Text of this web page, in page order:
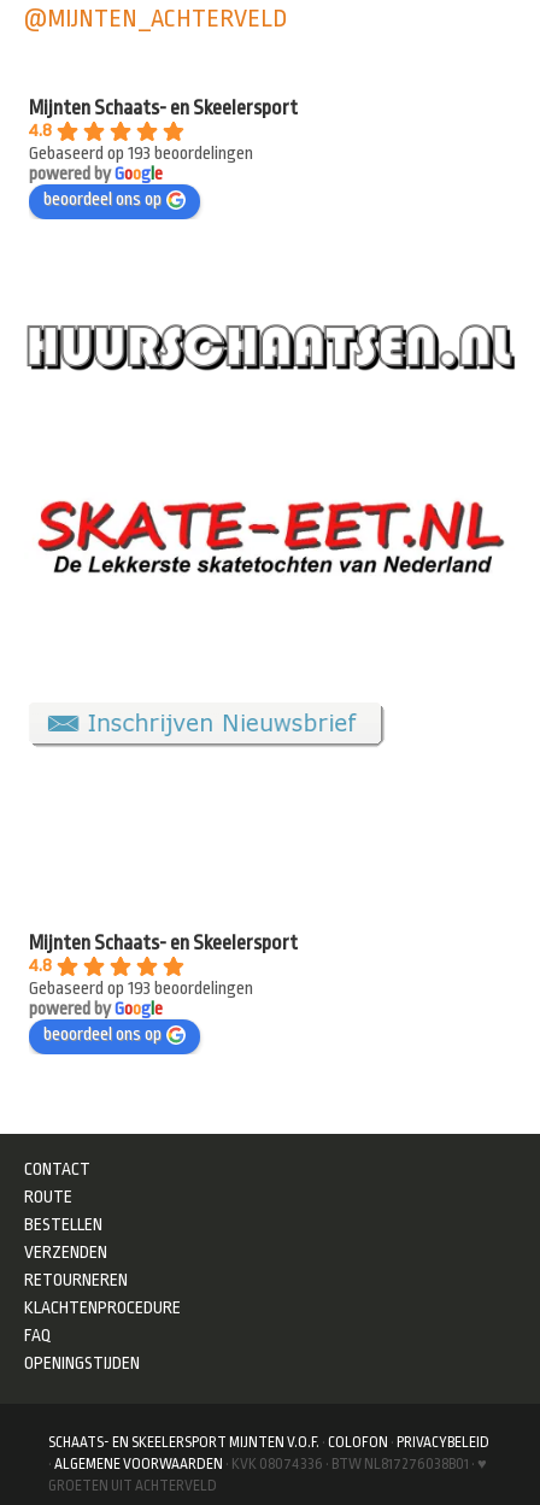
@MIJNTEN_ACHTERVELD
Mijnten Schaats- en Skeelersport
4.8
Gebaseerd op 193 beoordelingen
powered byGooge
beoordeel ons op
Mijnten Schaats- en Skeelersport
4.8
Gebaseerd op 193 beoordelingen
powered byGooge
beoordeel ons op
CONTACT
ROUTE
BESTELLEN
VERZENDEN
RETOURNEREN
KLACHTENPROCEDURE
FAQ
OPENINGSTIJDEN
SCHAATS- EN SKEELERSPORT MIJNTEN V.O.F. · COLOFON · PRIVACYBELEID
· ALGEMENE VOORWAARDEN · KVK 08074336 · BTW NL817276038B01 · ♥
GROETEN UIT ACHTERVELD